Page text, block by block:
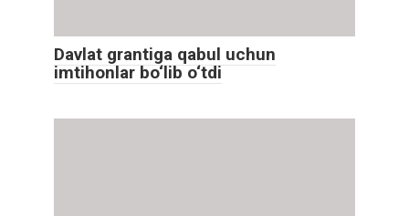
Davlat grantiga qabul uchun
imtihonlar bo‘lib o‘tdi